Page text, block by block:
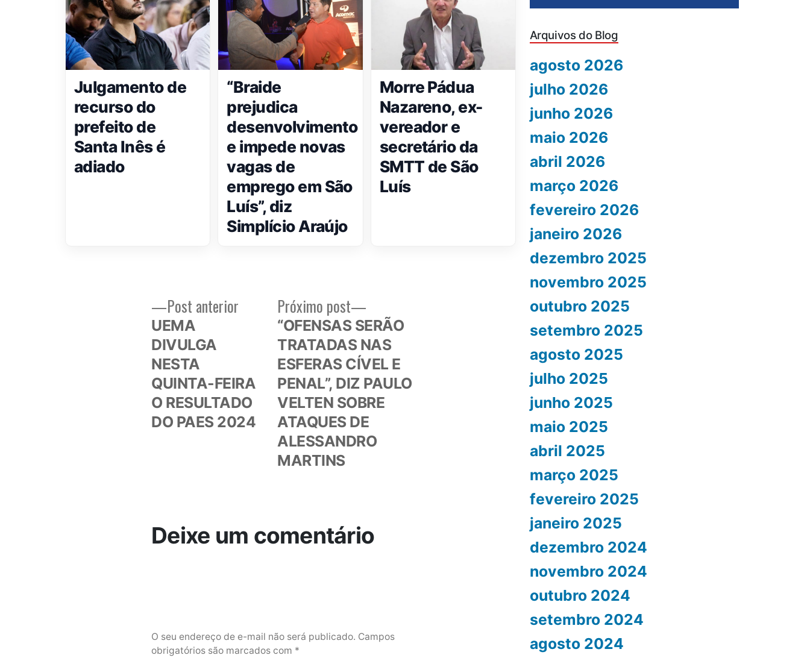
Julgamento de
recurso do
prefeito de
Santa Inês é
adiado
“Braide
prejudica
desenvolvimento
e impede novas
vagas de
emprego em São
Luís”, diz
Simplício Araújo
Morre Pádua
Nazareno, ex-
vereador e
secretário da
SMTT de São
Luís
Navegação
Post anterior
anterior:
UEMA
DIVULGA
NESTA
QUINTA-FEIRA
O RESULTADO
DO PAES 2024
Próximo post
post:
“OFENSAS SERÃO
TRATADAS NAS
ESFERAS CÍVEL E
PENAL”, DIZ PAULO
VELTEN SOBRE
ATAQUES DE
ALESSANDRO
MARTINS
Deixe um comentário
O seu endereço de e-mail não será publicado. Campos
obrigatórios são marcados com *
Arquivos do Blog
agosto 2026
julho 2026
junho 2026
maio 2026
abril 2026
março 2026
fevereiro 2026
janeiro 2026
dezembro 2025
novembro 2025
outubro 2025
setembro 2025
agosto 2025
julho 2025
junho 2025
maio 2025
abril 2025
março 2025
fevereiro 2025
janeiro 2025
dezembro 2024
novembro 2024
outubro 2024
setembro 2024
agosto 2024